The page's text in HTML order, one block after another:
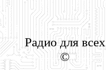
Радио для всех
©